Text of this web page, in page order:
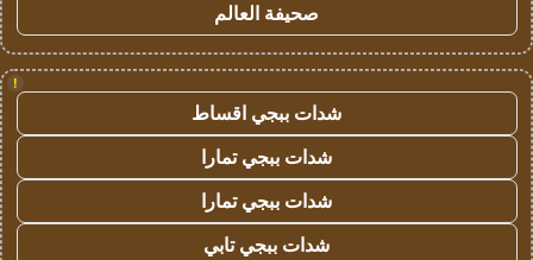
صحيفة العالم
!
شدات ببجي اقساط
شدات ببجي تمارا
شدات ببجي تمارا
شدات ببجي تابي